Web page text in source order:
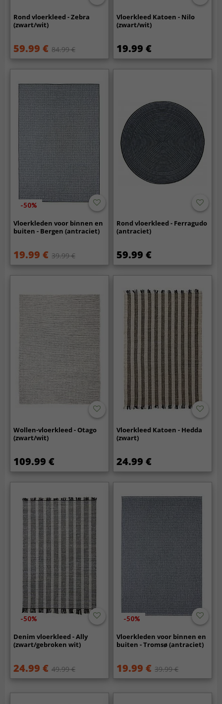
Rond vloerkleed - Zebra
(zwart/wit)
59.99 € 84.99 €
Vloerkleed Katoen - Nilo
(zwart/wit)
19.99 €
-50%
Vloerkleden voor binnen en
buiten - Bergen (antraciet)
19.99 € 39.99 €
Rond vloerkleed - Ferragudo
(antraciet)
59.99 €
Wollen-vloerkleed - Otago
(zwart/wit)
109.99 €
Vloerkleed Katoen - Hedda
(zwart)
24.99 €
-50%
Denim vloerkleed - Ally
(zwart/gebroken wit)
24.99 € 49.99 €
-50%
Vloerkleden voor binnen en
buiten - Tromsø (antraciet)
19.99 € 39.99 €